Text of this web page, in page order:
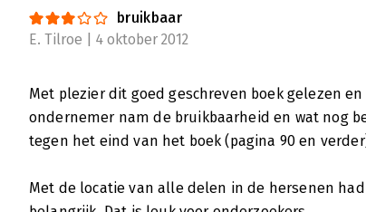
bruikbaar
E. Tilroe | 4 oktober 2012
Met plezier dit goed geschreven boek gelezen
ondernemer nam de bruikbaarheid en wat nog
tegen het eind van het boek (pagina 90 en
Met de locatie van alle delen in de hersenen